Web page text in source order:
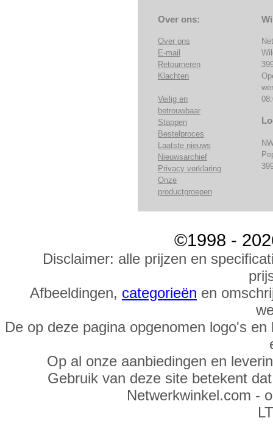
Over ons:
Over ons
E-mail
Retourneren
Klachten
Veilig en
betrouwbaar
Stappen
Bestelproces
Laatste nieuws
Nieuwsarchief
Privacy verklaring
Onze
productgroepen
©1998 -
Disclaimer: alle prijzen en
Afbeeldingen, categorieën en
De op deze pagina opgenomen logo's
Op al onze aanbiedingen en
Gebruik van deze site betekent
Netwerkwinkel.com -